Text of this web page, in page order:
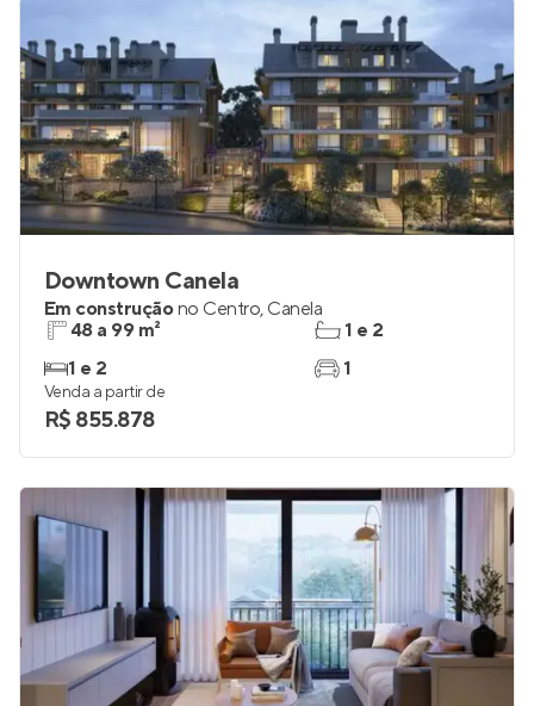
Downtown Canela
Em construçãono Centro, Canela
48 a 99 m²
1 e 2
1 e 2
1
Venda a partir de
R$ 855.878